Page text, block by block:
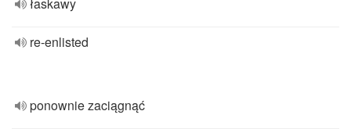
re-enlisted
ponownie zaciągnąć